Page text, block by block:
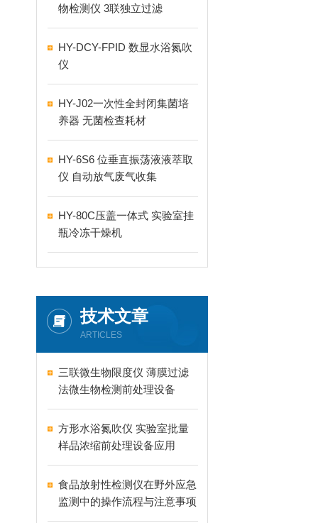
物检测仪 3联独立过滤
HY-DCY-FPID 数显水浴氮吹
仪
HY-J02一次性全封闭集菌培
养器 无菌检查耗材
HY-6S6 位垂直振荡液液萃取
仪 自动放气废气收集
HY-80C压盖一体式 实验室挂
瓶冷冻干燥机
技术文章
ARTICLES
三联微生物限度仪 薄膜过滤
法微生物检测前处理设备
方形水浴氮吹仪 实验室批量
样品浓缩前处理设备应用
食品放射性检测仪在野外应急
监测中的操作流程与注意事项